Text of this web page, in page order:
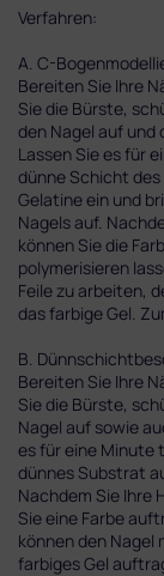
Verfahren:
A. C-
Bereiten Sie Ihre
Sie die Bürste,
den Nagel auf und
Lassen Sie es für
dünne Schicht
Gelatine ein und
Nagels auf.
können Sie die
polymerisieren
Feile zu arbeiten,
das farbige Gel.
B.
Bereiten Sie Ihre
Sie die Bürste,
Nagel auf sowie
es für eine Minute
dünnes Substrat
Nachdem Sie Ihre
Sie eine Farbe
können den Nagel
farbiges Gel